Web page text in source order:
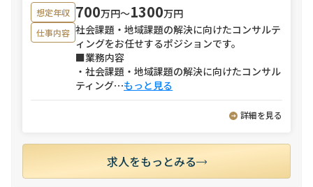
想定年収 700万円〜1300万円
仕事内容 社会課題・地域課題の解決に向けたコンサルテ
ィングをお任せするポジションです。
■業務内容
・社会課題・地域課題の解決に向けたコンサル
ティング⋯もっと見る
詳細を見る
求人をもっとみる